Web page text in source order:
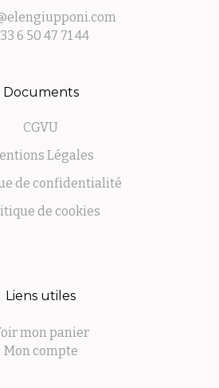
6 50 47 71 44
Documents
CGVU
Légales
de confidentialité
de cookies
Liens utiles
mon panier
Mon compte